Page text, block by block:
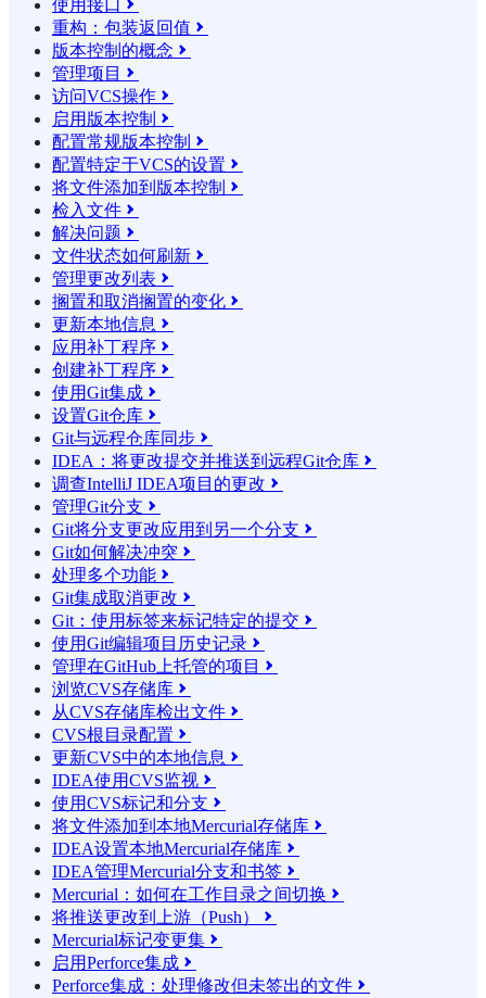
使用接口 
重构：包装返回值 
版本控制的概念 
管理项目 
访问VCS操作 
启用版本控制 
配置常规版本控制 
配置特定于VCS的设置 
将文件添加到版本控制 
检入文件 
解决问题 
文件状态如何刷新 
管理更改列表 
搁置和取消搁置的变化 
更新本地信息 
应用补丁程序 
创建补丁程序 
使用Git集成 
设置Git仓库 
Git与远程仓库同步 
IDEA：将更改提交并推送到远程Git仓库 
调查IntelliJ IDEA项目的更改 
管理Git分支 
Git将分支更改应用到另一个分支 
Git如何解决冲突 
处理多个功能 
Git集成取消更改 
Git：使用标签来标记特定的提交 
使用Git编辑项目历史记录 
管理在GitHub上托管的项目 
浏览CVS存储库 
从CVS存储库检出文件 
CVS根目录配置 
更新CVS中的本地信息 
IDEA使用CVS监视 
使用CVS标记和分支 
将文件添加到本地Mercurial存储库 
IDEA设置本地Mercurial存储库 
IDEA管理Mercurial分支和书签 
Mercurial：如何在工作目录之间切换 
将推送更改到上游（Push） 
Mercurial标记变更集 
启用Perforce集成 
Perforce集成：处理修改但未签出的文件 